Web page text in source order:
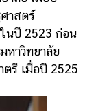
าสตร์
นปี 2523 ก่อน
หาวิทยาลัย
รี เมื่อปี 2525